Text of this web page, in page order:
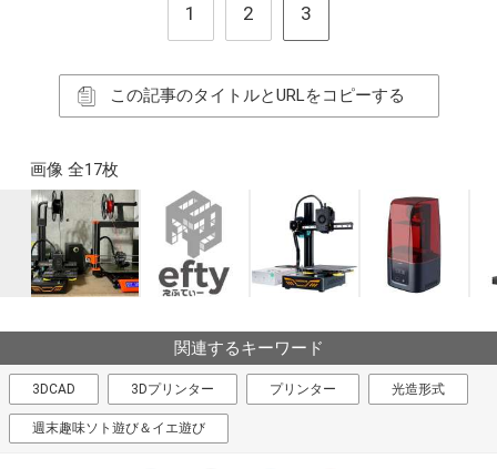
1 2 3
この記事のタイトルとURLをコピーする
画像 全17枚
関連するキーワード
3DCAD 3Dプリンター プリンター 光造形式
週末趣味ソト遊び＆イエ遊び